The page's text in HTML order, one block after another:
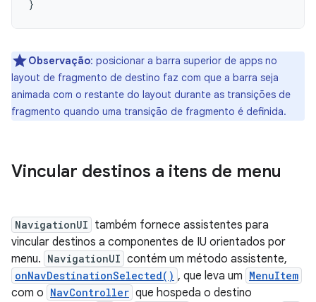
}
Observação: posicionar a barra superior de apps no
layout de fragmento de destino faz com que a barra seja
animada com o restante do layout durante as transições de
fragmento quando uma transição de fragmento é definida.
Vincular destinos a itens de menu
NavigationUI também fornece assistentes para
vincular destinos a componentes de IU orientados por
menu. NavigationUI contém um método assistente,
onNavDestinationSelected() , que leva um MenuItem
com o NavController que hospeda o destino